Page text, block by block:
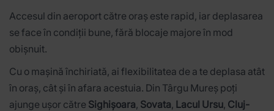
Accesul din aeroport către oraș este rapid, iar deplasarea
se face în condiții bune, fără blocaje majore în mod
obișnuit.
Cu o mașină închiriată, ai flexibilitatea de a te deplasa atât
în oraș, cât și în afara acestuia. Din Târgu Mureș poți
ajunge ușor către Sighișoara, Sovata, Lacul Ursu, Cluj-